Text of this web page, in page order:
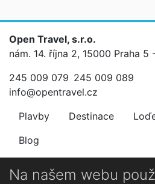
Open Travel, s.r.o.
nám. 14. října 2, 15000 Praha 5
245 009 079 245 009 089
info@opentravel.cz
Plavby
Destinace
Blog
Newsletter
Na našem webu